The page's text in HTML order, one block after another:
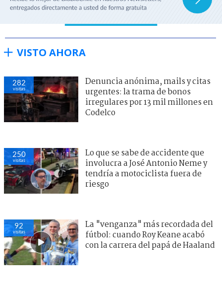
VISTO AHORA
282
visitas
Denuncia anónima, mails y citas
urgentes: la trama de bonos
irregulares por 13 mil millones en
Codelco
250
visitas
Lo que se sabe de accidente que
involucra a José Antonio Neme y
tendría a motociclista fuera de
riesgo
92
visitas
La "venganza" más recordada del
fútbol: cuando Roy Keane acabó
con la carrera del papá de Haaland